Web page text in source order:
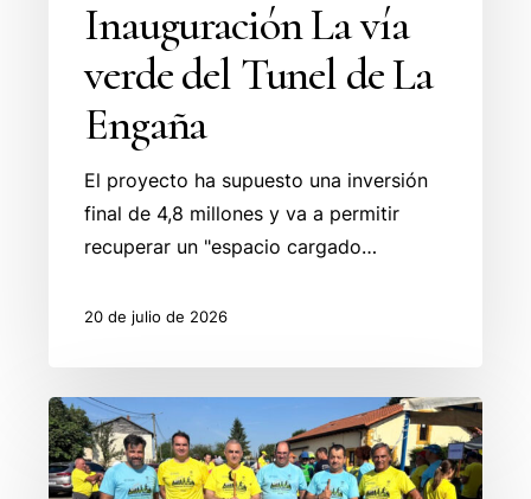
Inauguración La vía
verde del Tunel de La
Engaña
El proyecto ha supuesto una inversión
final de 4,8 millones y va a permitir
recuperar un "espacio cargado…
20 de julio de 2026
Villafufre
organiza
la